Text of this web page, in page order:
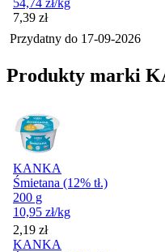
Cena
7,39 zł
Przydatny do 17-09-2026
Produkty marki
KANKA
Śmietana (12% tł.)
200 g
10,95 zł/kg
Cena
2,19 zł
KANKA